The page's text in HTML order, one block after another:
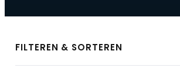
FILTEREN & SORTEREN